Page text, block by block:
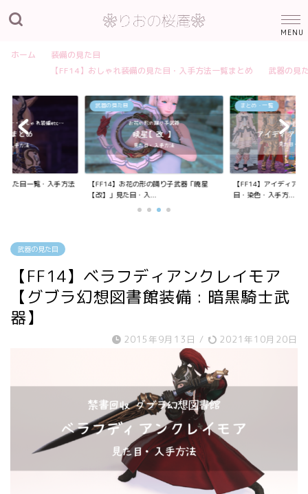
ホーム
装備の見た目
【FF14】おしゃれ装備の見た目・入手方法一覧まとめ
武器の見
見た目一覧・入手方法
武器の見た目
【FF14】お花の形の踊り子武器「暁星
【改】」見た目・入...
まとめ・一覧
【FF14】アイディア
目・染色・入手方...
武器の見た目
【FF14】ベラフディアンクレイモア
【グブラ幻想図書館装備 : 暗黒騎士武
器】
2015年9月13日 / 2021年10月20日